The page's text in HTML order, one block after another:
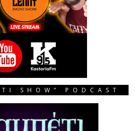
SHOW” PODCAST